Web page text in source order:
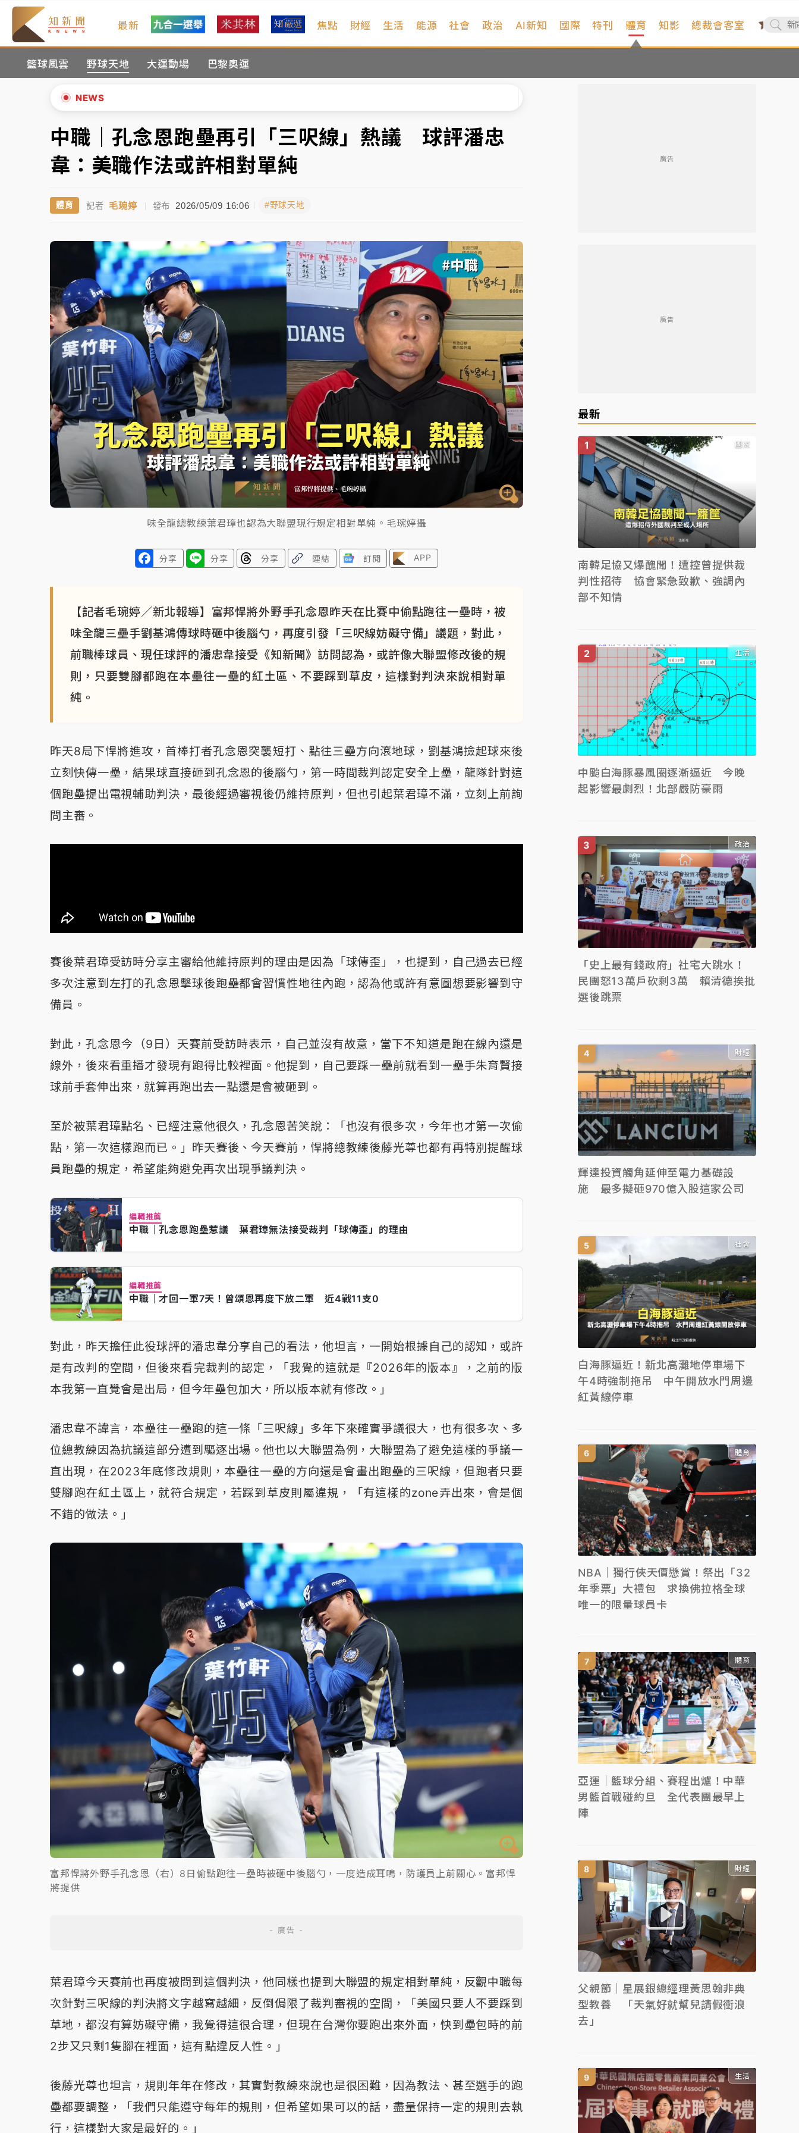
最新 焦點 財經 生活 能源 社會 政治 AI新知 國際 特刊 體育
籃球風雲 野球天地 大運動場 巴黎奧運
知影 總裁會客室
NEWS
白海豚逼近！新北高灘地停車場下午4時強制拖吊 中午開放水門周邊紅黃線停車
中颱白海豚環流掠北海！今明防劇烈降雨 東部高溫飆38度
周末精選｜ 慈濟遭詐10億完整始末曝！律師掮客大玩兩面手法 郭台銘、蔡英文成關鍵
本周爆款短影音｜ 柯文哲帶電子手鐶拄拐杖現身／周玉蔻蔡玉真開撕爆料
蔣萬安的建中同學！47歲法律學霸戰桃園 公開上任首要3件事
白海豚逼近！新北高灘地停車場下午4時強制拖吊 中午開放水門周邊紅黃線停車
中颱白海豚環流掠北海！今明防劇烈降雨 東部高溫飆38度
周末精選｜ 慈濟遭詐10億完整始末曝！律師掮客大玩兩面手法 郭台銘、蔡英文成關鍵
本周爆款短影音｜ 柯文哲帶電子手鐶拄拐杖現身／周玉蔻蔡玉真開撕爆料
周末精選｜ 跨境網購族注意！EZ Way若改由政府委任 預算難關如何解？
蔣萬安的建中同學！47歲法律學霸戰桃園 公開上任首要3件事
▼
中職｜孔念恩跑壘再引「三呎線」熱議 球評潘忠
韋：美職作法或許相對單純
體育 記者 毛琬婷 | 發布 2026/05/09 16:06 #野球天地
味全龍總教練葉君璋也認為大聯盟現行規定相對單純。毛琬婷攝
分享 分享 分享 連結 訂閱 APP
【記者毛琬婷／新北報導】富邦悍將外野手孔念恩昨天在比賽中偷點跑往一壘時，被
味全龍三壘手劉基鴻傳球時砸中後腦勺，再度引發「三呎線妨礙守備」議題，對此，
前職棒球員、現任球評的潘忠韋接受《知新聞》訪問認為，或許像大聯盟修改後的規
則，只要雙腳都跑在本壘往一壘的紅土區、不要踩到草皮，這樣對判決來說相對單
純。
昨天8局下悍將進攻，首棒打者孔念恩突襲短打、點往三壘方向滾地球，劉基鴻撿起球來後
立刻快傳一壘，結果球直接砸到孔念恩的後腦勺，第一時間裁判認定安全上壘，龍隊針對這
個跑壘提出電視輔助判決，最後經過審視後仍維持原判，但也引起葉君璋不滿，立刻上前詢
問主審。
賽後葉君璋受訪時分享主審給他維持原判的理由是因為「球傳歪」，也提到，自己過去已經
多次注意到左打的孔念恩擊球後跑壘都會習慣性地往內跑，認為他或許有意圖想要影響到守
備員。
對此，孔念恩今（9日）天賽前受訪時表示，自己並沒有故意，當下不知道是跑在線內還是
線外，後來看重播才發現有跑得比較裡面。他提到，自己要踩一壘前就看到一壘手朱育賢接
球前手套伸出來，就算再跑出去一點還是會被砸到。
至於被葉君璋點名、已經注意他很久，孔念恩苦笑說：「也沒有很多次，今年也才第一次偷
點，第一次這樣跑而已。」昨天賽後、今天賽前，悍將總教練後藤光尊也都有再特別提醒球
員跑壘的規定，希望能夠避免再次出現爭議判決。
編輯推薦
中職｜孔念恩跑壘惹議 葉君璋無法接受裁判「球傳歪」的理由
編輯推薦
中職｜才回一軍7天！曾頌恩再度下放二軍 近4戰11支0
對此，昨天擔任此役球評的潘忠韋分享自己的看法，他坦言，一開始根據自己的認知，或許
是有改判的空間，但後來看完裁判的認定，「我覺的這就是『2026年的版本』，之前的版
本我第一直覺會是出局，但今年壘包加大，所以版本就有修改。」
潘忠韋不諱言，本壘往一壘跑的這一條「三呎線」多年下來確實爭議很大，也有很多次、多
位總教練因為抗議這部分遭到驅逐出場。他也以大聯盟為例，大聯盟為了避免這樣的爭議一
直出現，在2023年底修改規則，本壘往一壘的方向還是會畫出跑壘的三呎線，但跑者只要
雙腳跑在紅土區上，就符合規定，若踩到草皮則屬違規，「有這樣的zone弄出來，會是個
不錯的做法。」
富邦悍將外野手孔念恩（右）8日偷點跑往一壘時被砸中後腦勺，一度造成耳鳴，防護員上前關心。富邦悍
將提供
葉君璋今天賽前也再度被問到這個判決，他同樣也提到大聯盟的規定相對單純，反觀中職每
次針對三呎線的判決將文字越寫越細，反倒侷限了裁判審視的空間，「美國只要人不要踩到
草地，都沒有算妨礙守備，我覺得這很合理，但現在台灣你要跑出來外面，快到壘包時的前
2步又只剩1隻腳在裡面，這有點違反人性。」
後藤光尊也坦言，規則年年在修改，其實對教練來說也是很困難，因為教法、甚至選手的跑
壘都要調整，「我們只能遵守每年的規則，但希望如果可以的話，盡量保持一定的規則去執
行，這樣對大家是最好的。」
廣告
廣告
最新
國際
南韓足協又爆醜聞！遭控曾提供裁
判性招待 協會緊急致歉、強調內
部不知情
生活
中颱白海豚暴風圈逐漸逼近 今晚
起影響最劇烈！北部嚴防豪雨
政治
「史上最有錢政府」社宅大跳水！
民團怒13萬戶砍剩3萬 賴清德挨批
選後跳票
財經
輝達投資觸角延伸至電力基礎設
施 最多擬砸970億入股這家公司
社會
白海豚逼近！新北高灘地停車場下
午4時強制拖吊 中午開放水門周邊
紅黃線停車
體育
NBA｜獨行俠天價懸賞！祭出「32
年季票」大禮包 求換佛拉格全球
唯一的限量球員卡
體育
亞運｜籃球分組、賽程出爐！中華
男籃首戰碰約旦 全代表團最早上
陣
財經
父親節｜星展銀總經理黃思翰非典
型教養 「天氣好就幫兒請假衝浪
去」
生活